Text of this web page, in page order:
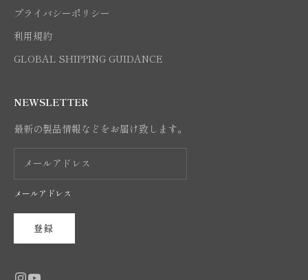
プライバシーポリシー
利用規約
GLOBAL SHIPPING GUIDANCE
NEWSLETTER
最新の製品情報などをお届け致します。
メールアドレス
登録